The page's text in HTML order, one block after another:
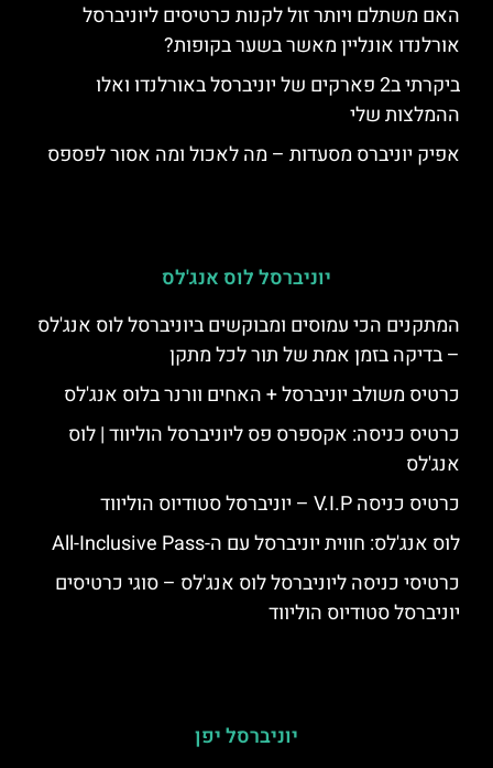
האם משתלם ויותר זול לקנות כרטיסים ליוניברסל
אורלנדו אונליין מאשר בשער בקופות?
ביקרתי ב2 פארקים של יוניברסל באורלנדו ואלו
ההמלצות שלי
אפיק יוניברס מסעדות – מה לאכול ומה אסור לפספס
יוניברסל לוס אנג'לס
המתקנים הכי עמוסים ומבוקשים ביוניברסל לוס אנג'לס
– בדיקה בזמן אמת של תור לכל מתקן
כרטיס משולב יוניברסל + האחים וורנר בלוס אנג'לס
כרטיס כניסה: אקספרס פס ליוניברסל הוליווד | לוס
אנג'לס
כרטיס כניסה V.I.P – יוניברסל סטודיוס הוליווד
לוס אנג'לס: חווית יוניברסל עם ה-All-Inclusive Pass
כרטיסי כניסה ליוניברסל לוס אנג'לס – סוגי כרטיסים
יוניברסל סטודיוס הוליווד
יוניברסל יפן